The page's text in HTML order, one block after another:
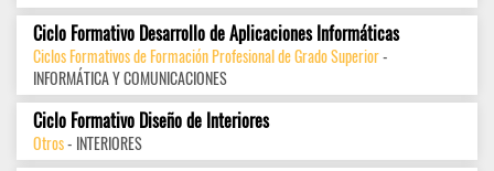
Ciclo Formativo Desarrollo de Aplicaciones Informáticas
Ciclos Formativos de Formación Profesional de Grado Superior-
INFORMÁTICA Y COMUNICACIONES
Ciclo Formativo Diseño de Interiores
Otros- INTERIORES